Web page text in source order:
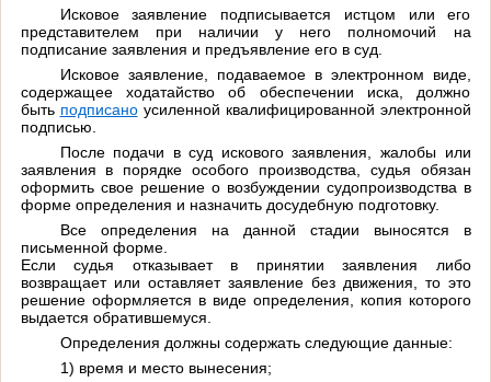
Исковое заявление подписывается истцом или его
представителем при наличии у него полномочий на
подписание заявления и предъявление его в суд.
Исковое заявление, подаваемое в электронном виде,
содержащее ходатайство об обеспечении иска, должно
быть подписаноусиленной квалифицированной электронной
подписью.
После подачи в суд искового заявления, жалобы или
заявления в порядке особого производства, судья обязан
оформить свое решение о возбуждении судопроизводства в
форме определения и назначить досудебную подготовку.
Все определения на данной стадии выносятся в
письменной форме.
Если судья отказывает в принятии заявления либо
возвращает или оставляет заявление без движения, то это
решение оформляется в виде определения, копия которого
выдается обратившемуся.
Определения должны содержать следующие данные:
1) время и место вынесения;